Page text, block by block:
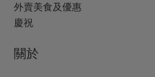
外賣美食及優惠
慶祝
關於